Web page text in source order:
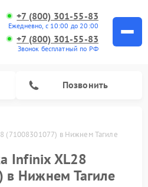
+7 (800) 301-55-83
Ежедневно, с 10:00 до 20:00
+7 (800) 301-55-83
Звонок бесплатный по РФ
Позвонить
(71008301077) в Нижнем Тагиле
Infinix XL28
Нижнем Тагиле